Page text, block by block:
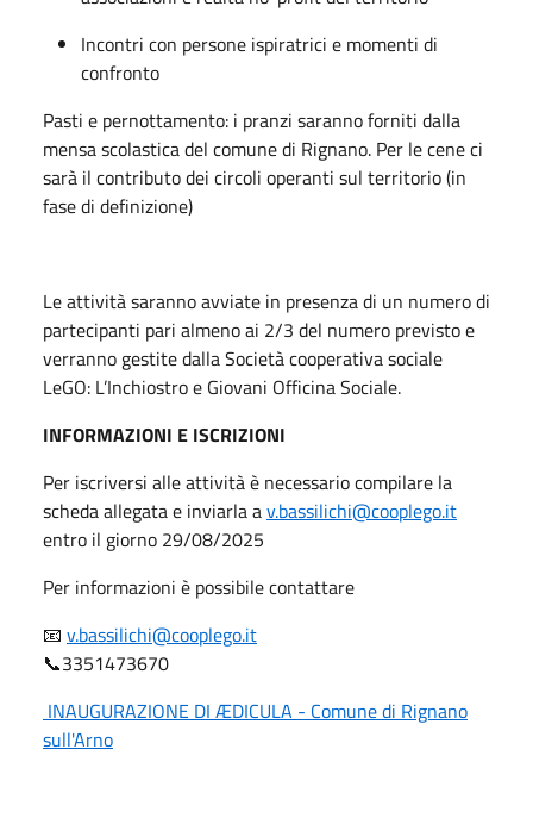
Incontri con persone ispiratrici e momenti di
confronto
Pasti e pernottamento: i pranzi saranno forniti dalla
mensa scolastica del comune di Rignano. Per le cene ci
sarà il contributo dei circoli operanti sul territorio (in
fase di definizione)
Le attività saranno avviate in presenza di un numero di
partecipanti pari almeno ai 2/3 del numero previsto e
verranno gestite dalla Società cooperativa sociale
LeGO: L’Inchiostro e Giovani Officina Sociale.
INFORMAZIONI E ISCRIZIONI
Per iscriversi alle attività è necessario compilare la
scheda allegata e inviarla av.bassilichi@cooplego.it
entro il giorno 29/08/2025
Per informazioni è possibile contattare
📧 v.bassilichi@cooplego.it
📞3351473670
INAUGURAZIONE DI ÆDICULA - Comune di Rignano
sull'Arno